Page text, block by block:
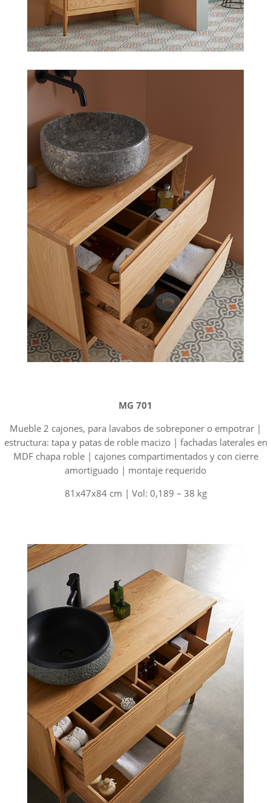
MG 701
Mueble 2 cajones, para lavabos de sobreponer o empotrar |
estructura: tapa y patas de roble macizo | fachadas laterales en
MDF chapa roble | cajones compartimentados y con cierre
amortiguado | montaje requerido
81x47x84 cm | Vol: 0,189 – 38 kg